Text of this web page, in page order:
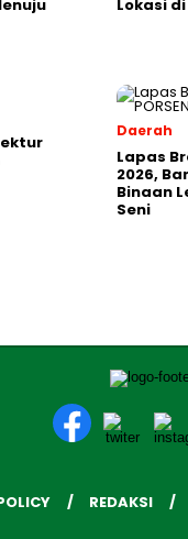
Lokasi
Daerah
Lapas
2026,
Binaan
Seni
REDAKSI